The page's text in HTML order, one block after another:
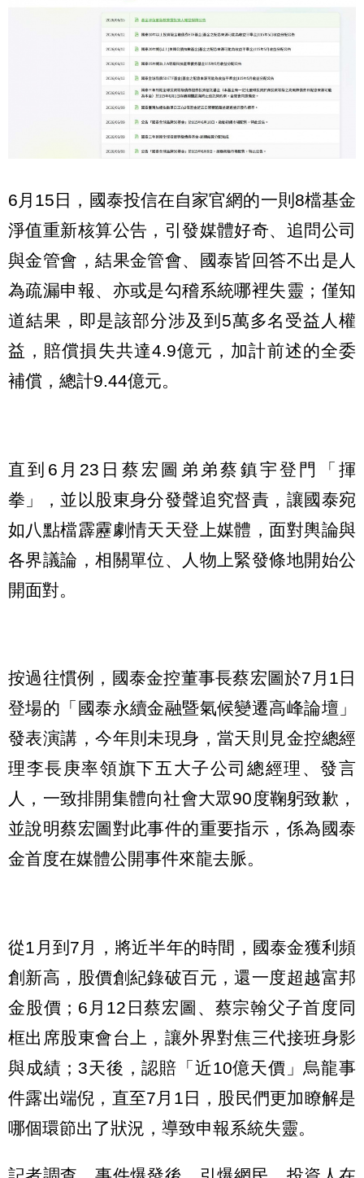
6月15日，國泰投信在自家官網的一則8檔基金
淨值重新核算公告，引發媒體好奇、追問公司
與金管會，結果金管會、國泰皆回答不出是人
為疏漏申報、亦或是勾稽系統哪裡失靈；僅知
道結果，即是該部分涉及到5萬多名受益人權
益，賠償損失共達4.9億元，加計前述的全委
補償，總計9.44億元。
直到6月23日蔡宏圖弟弟蔡鎮宇登門「揮
拳」，並以股東身分發聲追究督責，讓國泰宛
如八點檔霹靂劇情天天登上媒體，面對輿論與
各界議論，相關單位、人物上緊發條地開始公
開面對。
按過往慣例，國泰金控董事長蔡宏圖於7月1日
登場的「國泰永續金融暨氣候變遷高峰論壇」
發表演講，今年則未現身，當天則見金控總經
理李長庚率領旗下五大子公司總經理、發言
人，一致排開集體向社會大眾90度鞠躬致歉，
並說明蔡宏圖對此事件的重要指示，係為國泰
金首度在媒體公開事件來龍去脈。
從1月到7月，將近半年的時間，國泰金獲利頻
創新高，股價創紀錄破百元，還一度超越富邦
金股價；6月12日蔡宏圖、蔡宗翰父子首度同
框出席股東會台上，讓外界對焦三代接班身影
與成績；3天後，認賠「近10億天價」烏龍事
件露出端倪，直至7月1日，股民們更加瞭解是
哪個環節出了狀況，導致申報系統失靈。